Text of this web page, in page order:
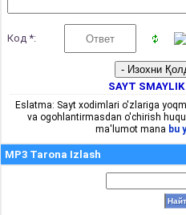
Код *:
SAYT SMAYLIK
Eslatma: Sayt xodimlari o'zlariga
va ogohlantirmasdan o'chirish
ma'lumot mana bu
MP3 Tarona Izlash